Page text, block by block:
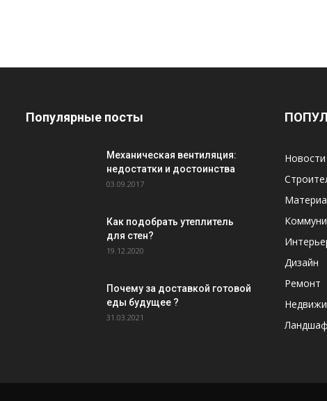
Популярные посты
Механическая вентиляция:
недостатки и достоинства
03.09.2017
Как подобрать утеплитель
для стен?
19.12.2020
Почему за доставкой готовой
еды будущее ?
31.03.2021
Новости
Дизайн
Ремонт